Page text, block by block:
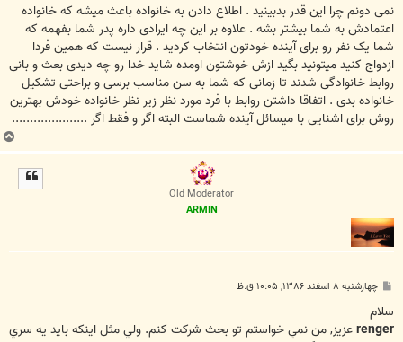
نمی دونم چرا این قدر بدبینید . اطلاع دادن به خانواده باعث میشه که خانواده
اعتمادش به شما بیشتر بشه . علاوه بر این چه ایرادی داره پدر شما بفهمه که
شما یک نفر رو برای آینده خودتون انتخاب کردید . قرار نیست که همین فردا
ازدواج کنید میتونید بگید ازش خوشتون اومده شاید خدا رو چه دیدی بعث و بانی
روابط خانوادگی شدند تا زمانی که شما به سن مناسب برسی و براحتی تشکیل
خانواده بدی . اتفاقا داشتن روابط با فرد مورد نظر زیر نظر خانواده خودش بهترین
روش برای اشنایی با میسائل آینده شماست البته اگر و فقط اگر .....................
ب
ا
Old Moderator
ARMIN
پ
ت
چهارشنبه ۸ اسفند ۱۳۸۶, ۱۰:۰۵ ق.ظ
سلام
rengerعزيز, من نمي خواستم تو بحث شركت كنم. ولي مثل اينكه بايد يه سري